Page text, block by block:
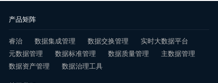
产品矩阵
睿治 数据集成管理 数据交换管理
实时大数据平台
元数据管理
数据标准管理 数据质量管理
主数据管理
数据资产管理
数据治理工具